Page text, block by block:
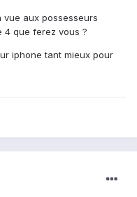
vue aux possesseurs
4 que ferez vous ?
iphone tant mieux pour